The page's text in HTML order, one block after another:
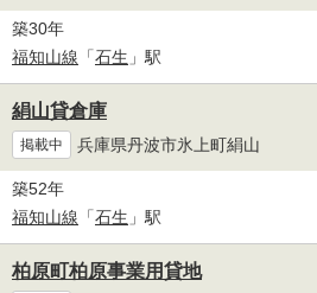
築30年
福知山線 「石生 」駅
絹山貸倉庫
掲載中 兵庫県丹波市氷上町絹山
築52年
福知山線 「石生 」駅
柏原町柏原事業用貸地